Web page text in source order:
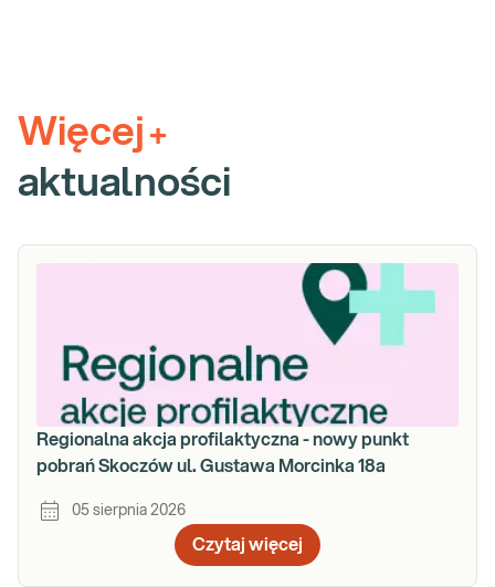
Więcej +
aktualności
Regionalna akcja profilaktyczna - nowy punkt
pobrań Skoczów ul. Gustawa Morcinka 18a
05 sierpnia 2026
Czytaj więcej